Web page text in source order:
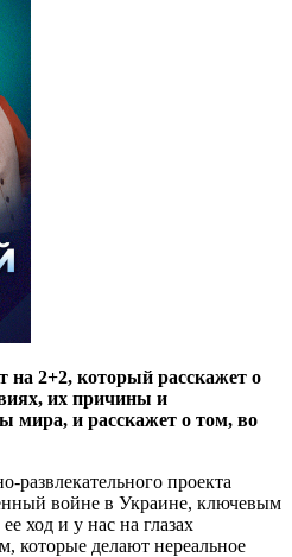
на 2+2, который расскажет о
их причины и
мира, и расскажет о том, во
проекта
войне в Украине, ключевым
ход и у нас на глазах
которые делают нереальное